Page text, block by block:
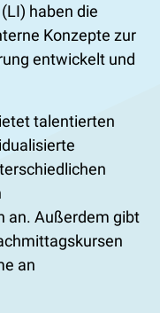
haben die
Konzepte zur
entwickelt und
talentierten
an. Außerdem gibt
an